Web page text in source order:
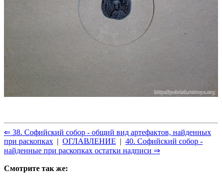
⇐ 38. Софийский собор - общий вид артефактов, найденных
при раскопках | ОГЛАВЛЕНИЕ | 40. Софийский собор -
найденные при раскопках остатки надписи ⇒
Смотрите так же: